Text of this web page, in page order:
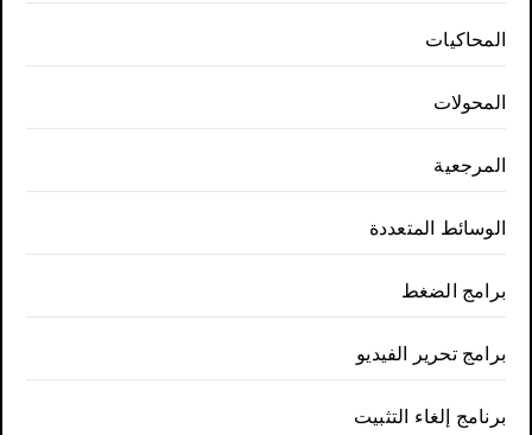
المحاكيات
المحولات
المرجعية
الوسائط المتعددة
برامج الضغط
برامج تحرير الفيديو
برنامج إلغاء التثبيت